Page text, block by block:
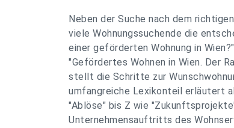
Neben der Suche nach dem
viele Wohnungssuchende die
einer geförderten Wohnung in
"Gefördertes Wohnen in Wien. Der
stellt die Schritte zur
umfangreiche Lexikonteil erläutert
"Ablöse" bis Z wie
Unternehmensauftritts des